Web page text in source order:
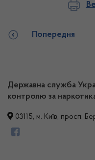
Попередня
Державна служба
контролю за
03115, м. Київ, просп.